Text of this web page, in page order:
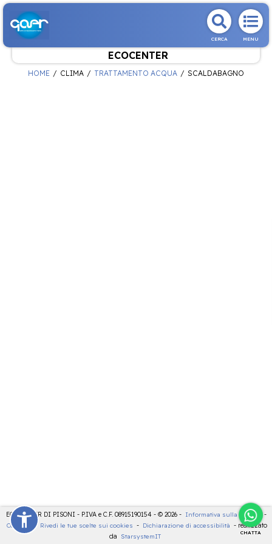
CERCA MENU
ECOCENTER
CHATTA
HOME CLIMA TRATTAMENTO ACQUA SCALDABAGNO
ECOCENTER DI PISONI - P.IVA e C.F. 08915190154 - © 2026 - Informativa sulla privacy
-
Cookies
- Rivedi le tue scelte sui cookies - Dichiarazione di accessibilità - realizzato
da
StarsystemIT